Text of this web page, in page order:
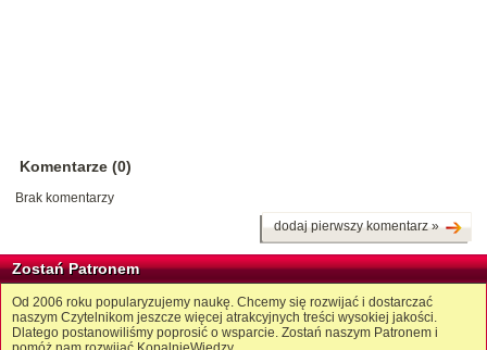
Komentarze (0)
Brak komentarzy
dodaj pierwszy komentarz »
Zostań Patronem
Od 2006 roku popularyzujemy naukę. Chcemy się rozwijać i dostarczać
naszym Czytelnikom jeszcze więcej atrakcyjnych treści wysokiej jakości.
Dlatego postanowiliśmy poprosić o wsparcie. Zostań naszym Patronem i